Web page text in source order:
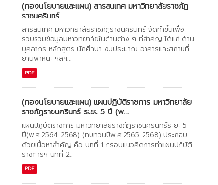
(กองนโยบายและแผน) สารสนเทศ มหาวิทยาลัยราชภัฏ
ราชนครินทร์
สารสนเทศ มหาวิทยาลัยราชภัฏราชนครินทร์ จัดทำขึ้นเพื่อ
รวบรวมข้อมูลมหาวิทยาลัยในด้านต่าง ๆ ที่สำคัญ ได้แก่ ด้าน
บุคลากร หลักสูตร นักศึกษา งบประมาณ อาคารและสถานที่
ยานพาหนะ ฯลฯ...
PDF
(กองนโยบายและแผน) แผนปฏิบัติราชการ มหาวิทยาลัย
ราชภัฏราชนครินทร์ ระยะ 5 ปี (พ....
แผนปฏิบัติราชการ มหาวิทยาลัยราชภัฏราชนครินทร์ระยะ 5
ปี(พ.ศ.2564-2568) (ทบทวนปีพ.ศ.2565-2568) ประกอบ
ด้วยเนื้อหาสำคัญ คือ บทที่ 1 กรอบแนวคิดการทำแผนปฏิบัติ
ราชการฯ บทที่ 2...
PDF